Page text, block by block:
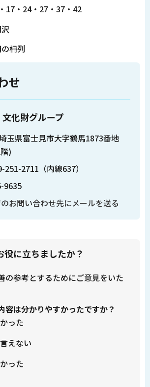
17・24・27・37・42
柵列
せ
化財グループ
玉県富士見市大字鶴馬1873番地
)
2711（内線637）
9635
お問い合わせ先にメールを送る
役に立ちましたか？
の参考とするためにご意見をいた
容は分かりやすかったですか？
った
えない
った